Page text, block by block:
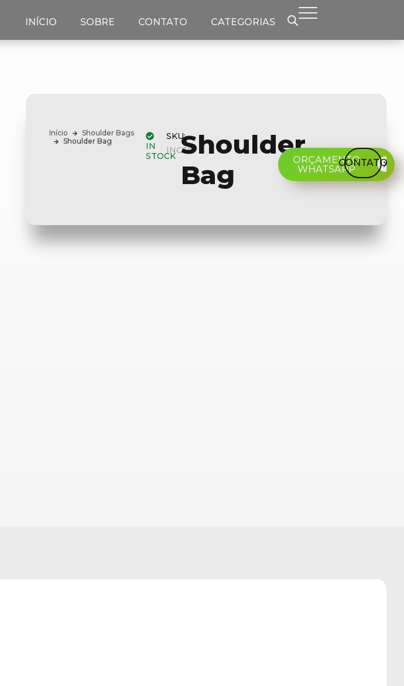
INÍCIO SOBRE CONTATO CATEGORIAS
Início
Shoulder Bags
Shoulder Bag
IN
STOCK
SKU:
INC38Shoulder
Bag
ORÇAMENTO
WHATSAPP
CONTATO